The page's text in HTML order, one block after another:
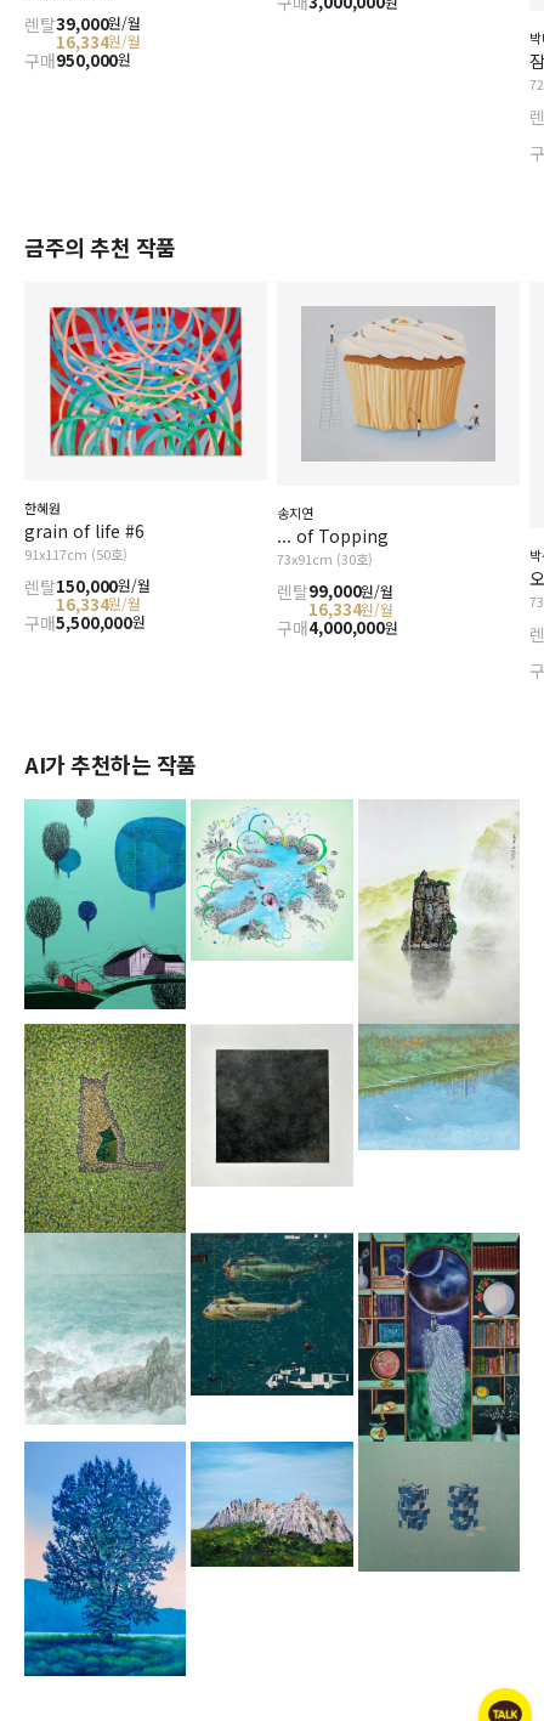
렌탈39,000원/월
16,334원/월
구매950,000원
금주의 추천 작품
한혜원
grain of life #6
91x117cm (50호)
렌탈150,000원/월
16,334원/월
구매5,500,000원
송지연
... of Topping
73x91cm (30호)
렌탈99,000원/월
16,334원/월
구매4,000,000원
AI가 추천하는 작품